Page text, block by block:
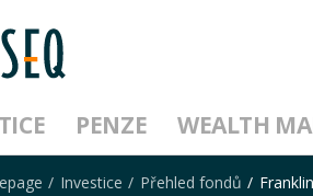
PENZE WEALTH
Investice Přehled fondů